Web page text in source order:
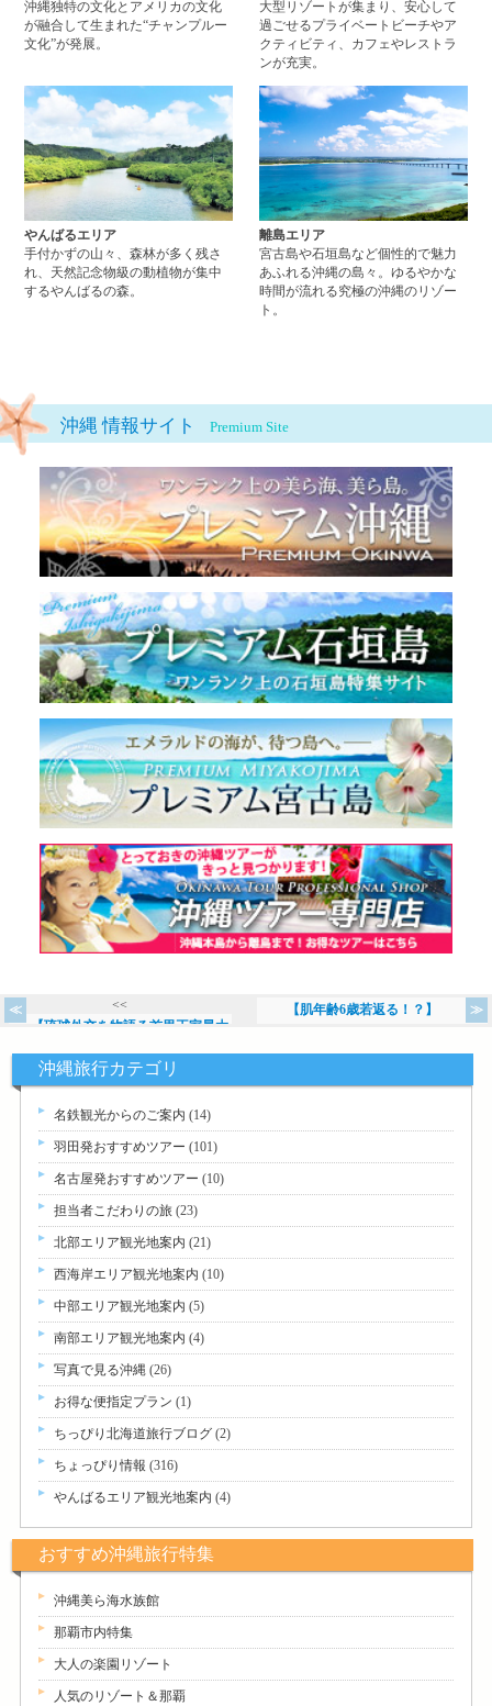
沖縄独特の文化とアメリカの文化
が融合して生まれた“チャンプルー
文化”が発展。
大型リゾートが集まり、安心して
過ごせるプライベートビーチやア
クティビティ、カフェやレストラ
ンが充実。
やんばるエリア
手付かずの山々、森林が多く残さ
れ、天然記念物級の動植物が集中
するやんばるの森。
やんばるエリアページへ
離島エリア
宮古島や石垣島など個性的で魅力
あふれる沖縄の島々。ゆるやかな
時間が流れる究極の沖縄のリゾー
ト。
沖縄 情報サイト Premium Site
<<
【琉球外交を物語る首里王家最大
【肌年齢6歳若返る！？】
沖縄旅行カテゴリ
名鉄観光からのご案内 (14)
羽田発おすすめツアー (101)
名古屋発おすすめツアー (10)
担当者こだわりの旅 (23)
北部エリア観光地案内 (21)
西海岸エリア観光地案内 (10)
中部エリア観光地案内 (5)
南部エリア観光地案内 (4)
写真で見る沖縄 (26)
お得な便指定プラン (1)
ちっぴり北海道旅行ブログ (2)
ちょっぴり情報 (316)
やんばるエリア観光地案内 (4)
おすすめ沖縄旅行特集
沖縄美ら海水族館
那覇市内特集
大人の楽園リゾート
人気のリゾート＆那覇